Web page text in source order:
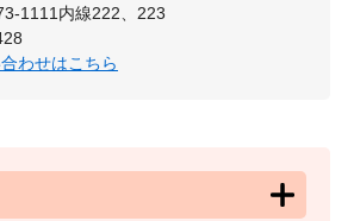
1111内線222、223
わせはこちら